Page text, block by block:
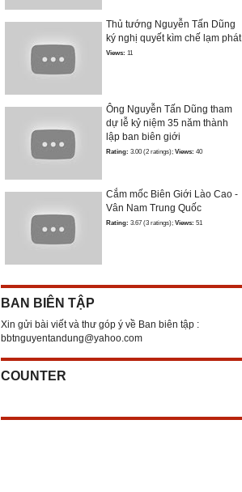
Thủ tướng Nguyễn Tấn Dũng
ký nghị quyết kìm chế lạm phát
Views: 11
Ông Nguyễn Tấn Dũng tham
dự lễ kỷ niệm 35 năm thành
lập ban biên giới
Rating: 3.00 (2 ratings); Views: 40
Cắm mốc Biên Giới Lào Cao -
Vân Nam Trung Quốc
Rating: 3.67 (3 ratings); Views: 51
BAN BIÊN TẬP
Xin gửi bài viết và thư góp ý về Ban biên tập :
bbtnguyentandung@yahoo.com
COUNTER